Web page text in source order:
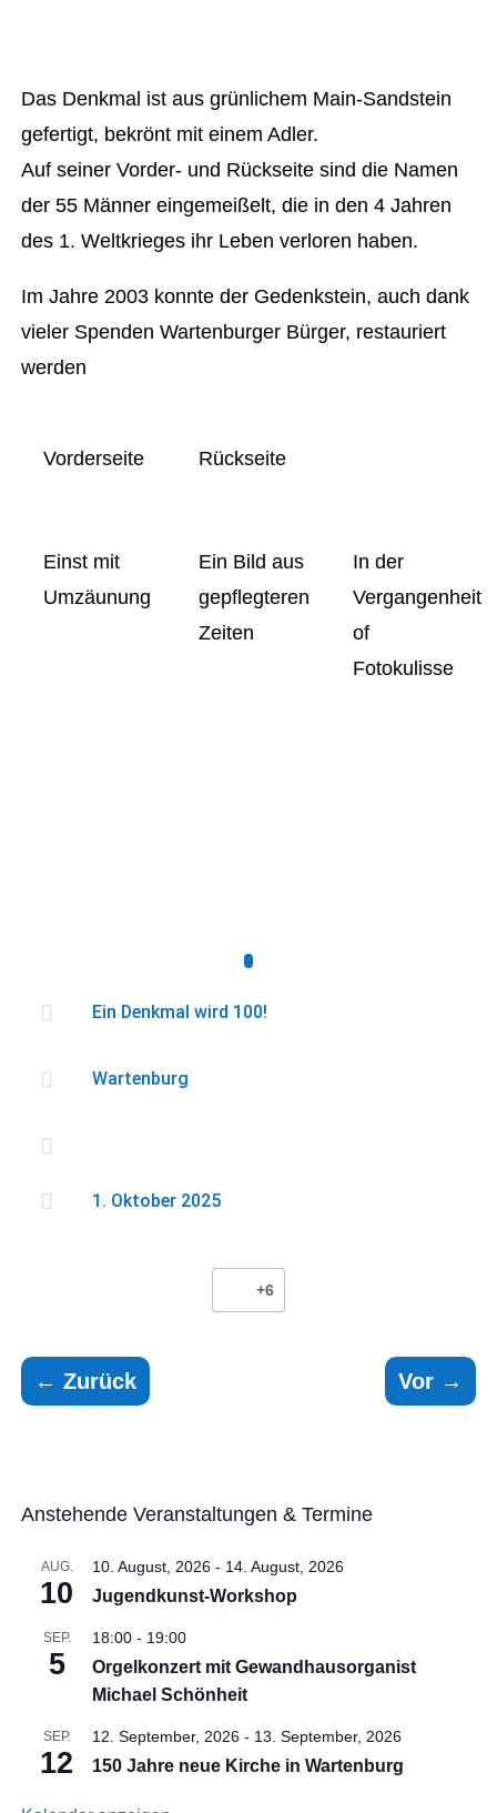
Das Denkmal ist aus grünlichem Main-Sandstein
gefertigt, bekrönt mit einem Adler.
Auf seiner Vorder- und Rückseite sind die Namen
der 55 Männer eingemeißelt, die in den 4 Jahren
des 1. Weltkrieges ihr Leben verloren haben.
Im Jahre 2003 konnte der Gedenkstein, auch dank
vieler Spenden Wartenburger Bürger, restauriert
werden
Vorderseite Rückseite
Einst mit
Umzäunung
Ein Bild aus
gepflegteren
Zeiten
In der
Vergangenheit
of
Fotokulisse
 Ein Denkmal wird 100!
 Wartenburg

 1. Oktober 2025
+6
←Zurück Vor→
Anstehende Veranstaltungen & Termine
AUG.
10
10. August, 2026 - 14. August, 2026
Jugendkunst-Workshop
SEP.
5
18:00 - 19:00
Orgelkonzert mit Gewandhausorganist
Michael Schönheit
SEP.
12
12. September, 2026 - 13. September, 2026
150 Jahre neue Kirche in Wartenburg